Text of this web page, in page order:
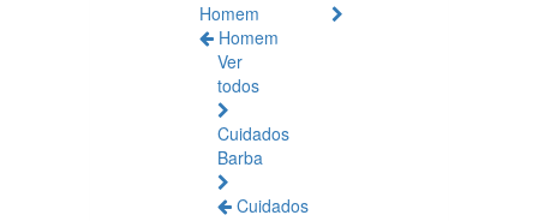
Homem
Homem
Ver
todos
Cuidados
Barba
Cuidados